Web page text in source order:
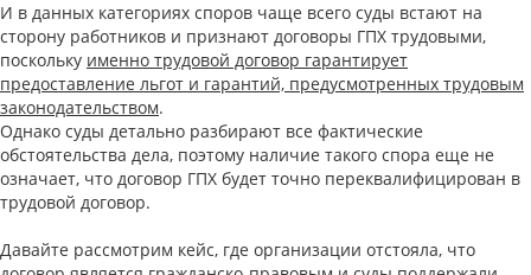
И в данных категориях споров чаще всего суды встают на
сторону работников и признают договоры ГПХ трудовыми,
поскольку именно трудовой договор гарантирует
предоставление льгот и гарантий, предусмотренных трудовым
законодательством.
Однако суды детально разбирают все фактические
обстоятельства дела, поэтому наличие такого спора еще не
означает, что договор ГПХ будет точно переквалифицирован в
трудовой договор.
Давайте рассмотрим кейс, где организации отстояла, что